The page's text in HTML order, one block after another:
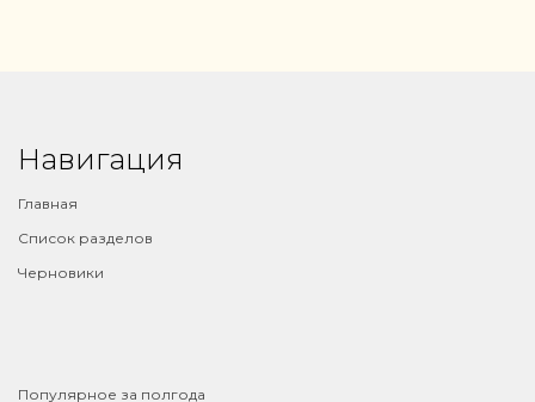
Навигация
Главная
Список разделов
Черновики
Популярное за полгода